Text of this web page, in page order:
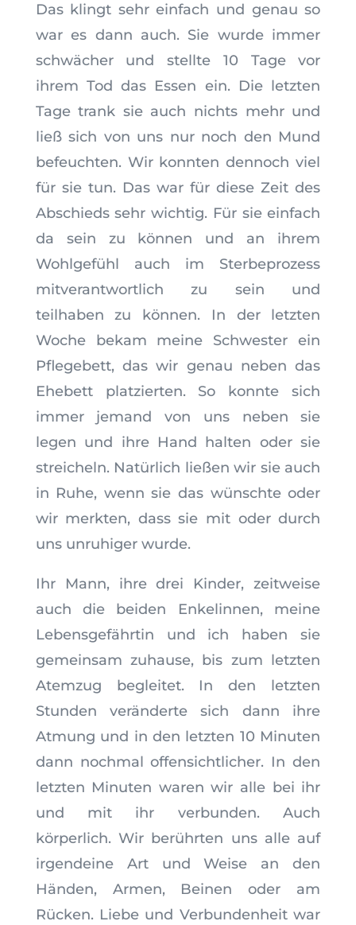
Das klingt sehr einfach und genau so
war es dann auch. Sie wurde immer
schwächer und stellte 10 Tage vor
ihrem Tod das Essen ein. Die letzten
Tage trank sie auch nichts mehr und
ließ sich von uns nur noch den Mund
befeuchten. Wir konnten dennoch viel
für sie tun. Das war für diese Zeit des
Abschieds sehr wichtig. Für sie einfach
da sein zu können und an ihrem
Wohlgefühl auch im Sterbeprozess
mitverantwortlich zu sein und
teilhaben zu können. In der letzten
Woche bekam meine Schwester ein
Pflegebett, das wir genau neben das
Ehebett platzierten. So konnte sich
immer jemand von uns neben sie
legen und ihre Hand halten oder sie
streicheln. Natürlich ließen wir sie auch
in Ruhe, wenn sie das wünschte oder
wir merkten, dass sie mit oder durch
uns unruhiger wurde.
Ihr Mann, ihre drei Kinder, zeitweise
auch die beiden Enkelinnen, meine
Lebensgefährtin und ich haben sie
gemeinsam zuhause, bis zum letzten
Atemzug begleitet. In den letzten
Stunden veränderte sich dann ihre
Atmung und in den letzten 10 Minuten
dann nochmal offensichtlicher. In den
letzten Minuten waren wir alle bei ihr
und mit ihr verbunden. Auch
körperlich. Wir berührten uns alle auf
irgendeine Art und Weise an den
Händen, Armen, Beinen oder am
Rücken. Liebe und Verbundenheit war